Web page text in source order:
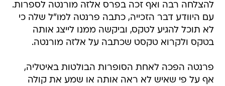
להצלחה רבה ואף זכה בפרס אלזה מורנטה לספרות.
עם היוודע דבר הזכייה, כתבה פרנטה למו"ל שלה כי
לא תוכל להגיע לטקס, וביקשה ממנו לייצג אותה
בטקס ולקרוא טקסט שכתבה על אלזה מורנטה.
פרנטה הפכה לאחת הסופרות הבולטות באיטליה,
אף על פי שאיש לא ראה אותה או שמע את קולה